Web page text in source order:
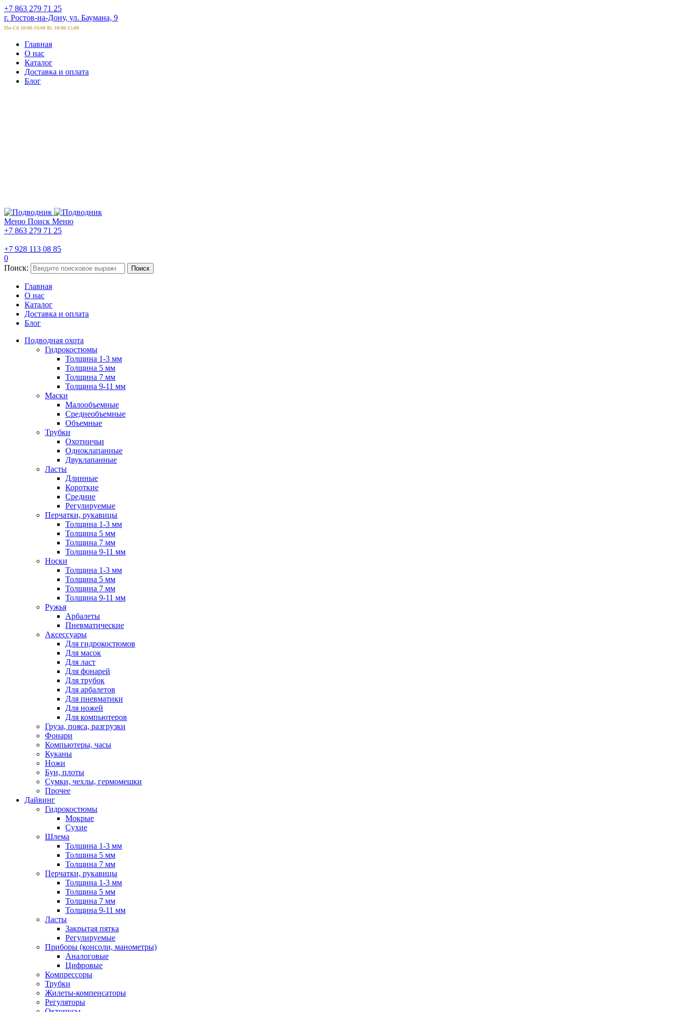
+7 863 279 71 25
г. Ростов-на-Дону, ул. Баумана, 9
Пн-Сб 10:00-19:00 Вс 10:00-15:00
Главная
О нас
Каталог
Доставка и оплата
Блог
Меню Поиск Меню
+7 863 279 71 25
+7 928 113 08 85
0
Поиск:
Поиск
Главная
О нас
Каталог
Доставка и оплата
Блог
Подводная охота
Гидрокостюмы
Толщина 1-3 мм
Толщина 5 мм
Толщина 7 мм
Толщина 9-11 мм
Маски
Малообъемные
Среднеобъемные
Объемные
Трубки
Охотничьи
Одноклапанные
Двуклапанные
Ласты
Длинные
Короткие
Средние
Регулируемые
Перчатки, рукавицы
Толщина 1-3 мм
Толщина 5 мм
Толщина 7 мм
Толщина 9-11 мм
Носки
Толщина 1-3 мм
Толщина 5 мм
Толщина 7 мм
Толщина 9-11 мм
Ружья
Арбалеты
Пневматические
Аксессуары
Для гидрокостюмов
Для масок
Для ласт
Для фонарей
Для трубок
Для арбалетов
Для пневматики
Для ножей
Для компьютеров
Груза, пояса, разгрузки
Фонари
Компьютеры, часы
Куканы
Ножи
Буи, плоты
Сумки, чехлы, гермомешки
Прочее
Дайвинг
Гидрокостюмы
Мокрые
Сухие
Шлема
Толщина 1-3 мм
Толщина 5 мм
Толщина 7 мм
Перчатки, рукавицы
Толщина 1-3 мм
Толщина 5 мм
Толщина 7 мм
Толщина 9-11 мм
Ласты
Закрытая пятка
Регулируемые
Приборы (консоли, манометры)
Аналоговые
Цифровые
Компрессоры
Трубки
Жилеты-компенсаторы
Регуляторы